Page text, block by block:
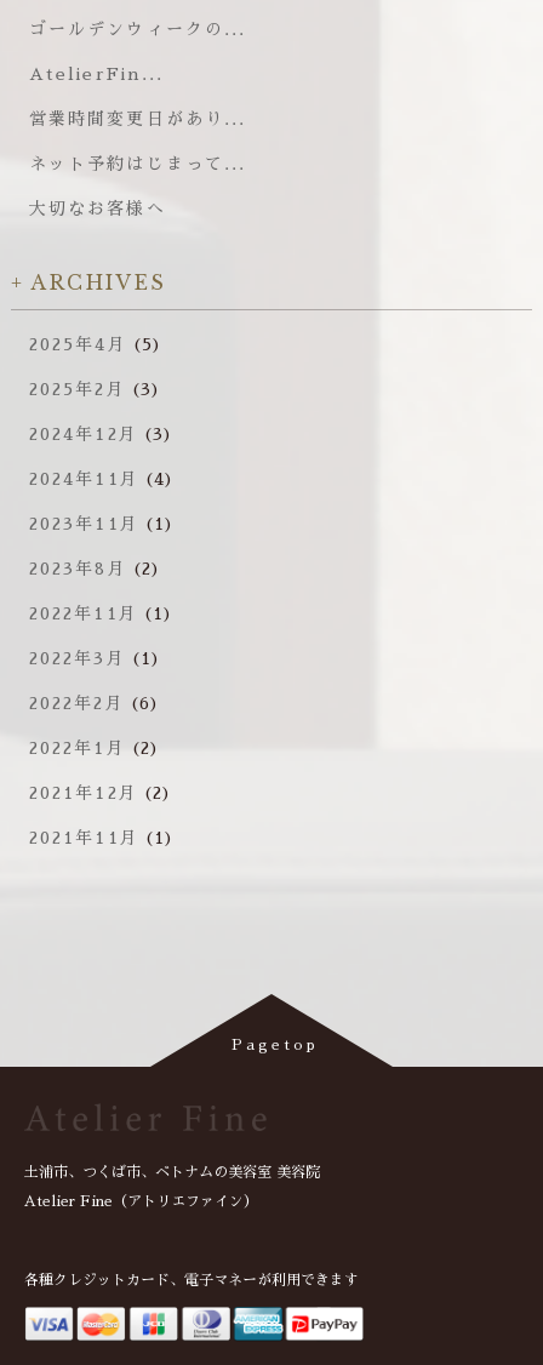
ゴールデンウィークの...
AtelierFin...
営業時間変更日があり...
ネット予約はじまって...
大切なお客様へ
ARCHIVES
2025年4月 (5)
2025年2月 (3)
2024年12月 (3)
2024年11月 (4)
2023年11月 (1)
2023年8月 (2)
2022年11月 (1)
2022年3月 (1)
2022年2月 (6)
2022年1月 (2)
2021年12月 (2)
2021年11月 (1)
土浦市、つくば市、ベトナムの美容室 美容院
Atelier Fine（アトリエファイン）
各種クレジットカード、電子マネーが利用できます